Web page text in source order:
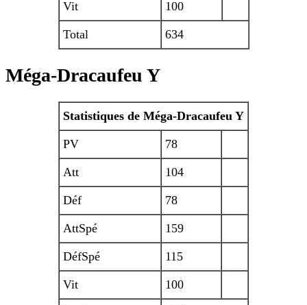
Vit 100
Total 634
Méga-Dracaufeu Y
Statistiques de Méga-Dracaufeu Y
PV 78
Att 104
Déf 78
AttSpé 159
DéfSpé 115
Vit 100